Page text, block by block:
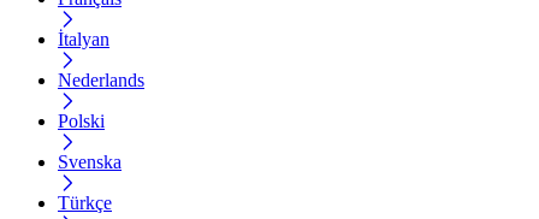
İtalyan
Nederlands
Polski
Svenska
Türkçe